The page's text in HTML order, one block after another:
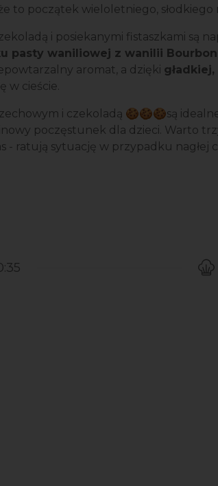
to początek wieloletniego, słodkiego
i posiekanymi fistaszkami są
pasty waniliowej z wanilii Bourbon
aromat, a dzięki
w cieście.
i czekoladą 🍪🍪🍪są
poczęstunek dla dzieci. Warto
- ratują sytuację w przypadku nagłej